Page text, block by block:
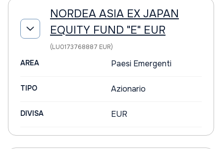
NORDEA ASIA EX JAPAN
EQUITY FUND "E" EUR
(LU0173768887 EUR)
AREA Paesi Emergenti
TIPO Azionario
DIVISA EUR